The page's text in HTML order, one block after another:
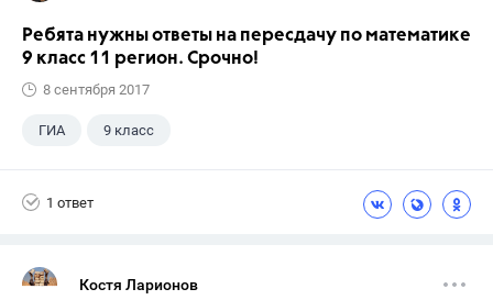
Ребята нужны ответы на пересдачу по математике
9 класс 11 регион. Срочно!
8 сентября 2017
ГИА 9 класс
1 ответ
Костя Ларионов